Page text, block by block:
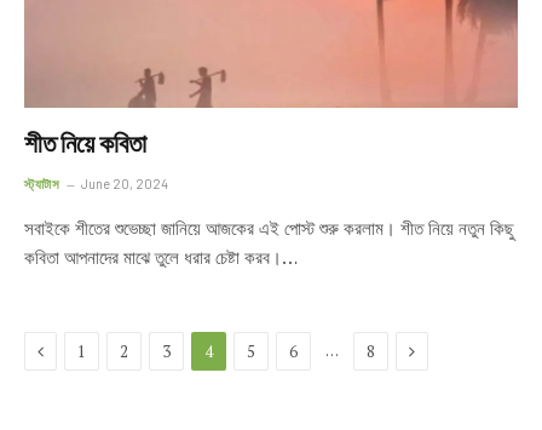
শীত নিয়ে কবিতা
স্ট্যাটাস June 20, 2024
সবাইকে শীতের শুভেচ্ছা জানিয়ে আজকের এই পোস্ট শুরু করলাম। শীত নিয়ে নতুন কিছু
কবিতা আপনাদের মাঝে তুলে ধরার চেষ্টা করব।…
Previous
1 2 3 4 5 6 … 8 Next